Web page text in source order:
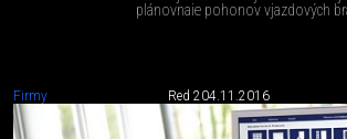
plánovnaie pohonov vjazdových
Firmy Red 204.11.2016